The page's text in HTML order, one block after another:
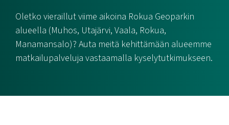
Oletko vieraillut viime aikoina Rokua Geoparkin
alueella (Muhos, Utajärvi, Vaala, Rokua,
Manamansalo)? Auta meitä kehittämään alueemme
matkailupalveluja vastaamalla kyselytutkimukseen.